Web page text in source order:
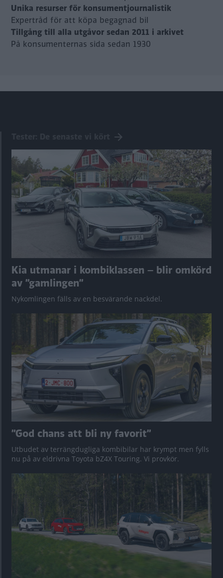
Unika resurser för konsumentjournalistik
Expertråd för att köpa begagnad bil
Tillgång till alla utgåvor sedan 2011 i arkivet
På konsumenternas sida sedan 1930
Kia utmanar i kombiklassen – blir omkörd
av ”gamlingen”
Nykomlingen fälls av en besvärande nackdel.
”God chans att bli ny favorit”
Utbudet av terrängdugliga kombibilar har krympt men fylls
nu på av eldrivna Toyota bZ4X Touring. Vi provkör.